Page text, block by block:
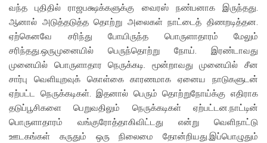
வந்த புதிதில் ராஜபக்ஷக்களுக்கு வைரஸ் நண்பனாக இருந்தது.
ஆனால் அடுத்தடுத்த தொற்று அலைகள் நாட்டைத் திணறடித்தன.
ஏற்கெனவே சரிந்து போயிருந்த பொருளாதாரம் மேலும்
சரிந்தது.ஒருமுனையில் பெருந்தொற்று நோய். இரண்டாவது
முனையில் பொருளாதார நெருக்கடி. மூன்றாவது முனையில் சீன
சார்பு வெளியுறவுக் கொள்கை காரணமாக ஏனைய நாடுகளுடன்
ஏற்பட்ட நெருக்கடிகள். இதனால் பெரும் தொற்றுநோய்க்கு எதிராக
தடுப்பூசிகளை பெறுவதிலும் நெருக்கடிகள் ஏற்பட்டன.நாட்டின்
பொருளாதாரம் வங்குரோத்தாகிவிட்டது என்று வெளிநாட்டு
ஊடகங்கள் கருதும் ஒரு நிலைமை தோன்றியது.இப்பொழுதும்